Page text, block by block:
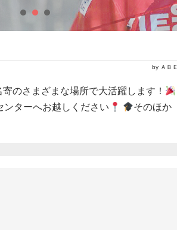
by ＡＢＥ
のさまざまな場所で大活躍します！
ターへお越しください
そのほか